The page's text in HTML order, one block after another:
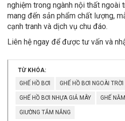
nghiệm trong ngành nội thất ngoài
mang đến sản phẩm chất lượng,
cạnh tranh và dịch vụ chu đáo.
Liên hệ ngay để được tư vấn và
TỪ KHÓA:
GHẾ HỒ BƠI
GHẾ HỒ BƠI NGOÀI TRỜI
GHẾ HỒ BƠI NHỰA GIẢ MÂY GHẾ
GIƯỜNG TẮM NẮNG